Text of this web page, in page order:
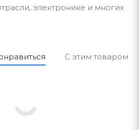
электронике и многих
С этим товаром